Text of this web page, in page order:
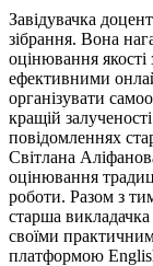
Завідувачка
зібрання. Вона
оцінювання
ефективними
організувати
кращій
повідомленнях
Світлана
оцінювання
роботи. Разом з
старша
своїми
платформою